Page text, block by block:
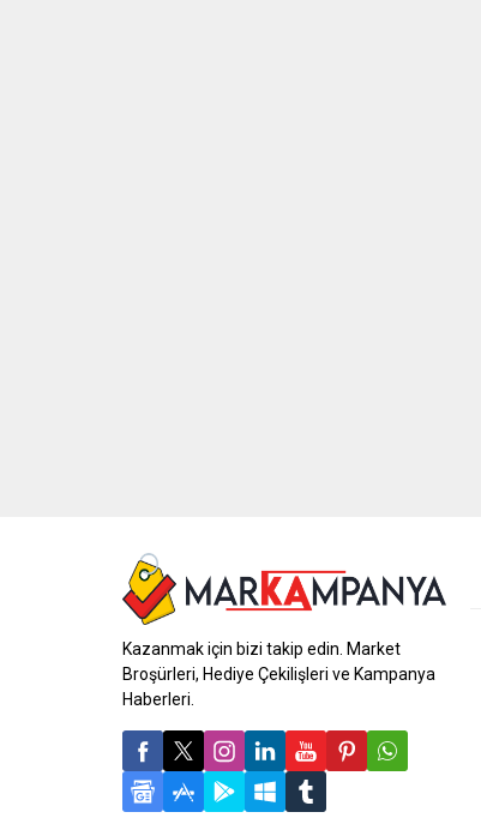
Kazanmak için bizi takip edin. Market
Broşürleri, Hediye Çekilişleri ve Kampanya
Haberleri.